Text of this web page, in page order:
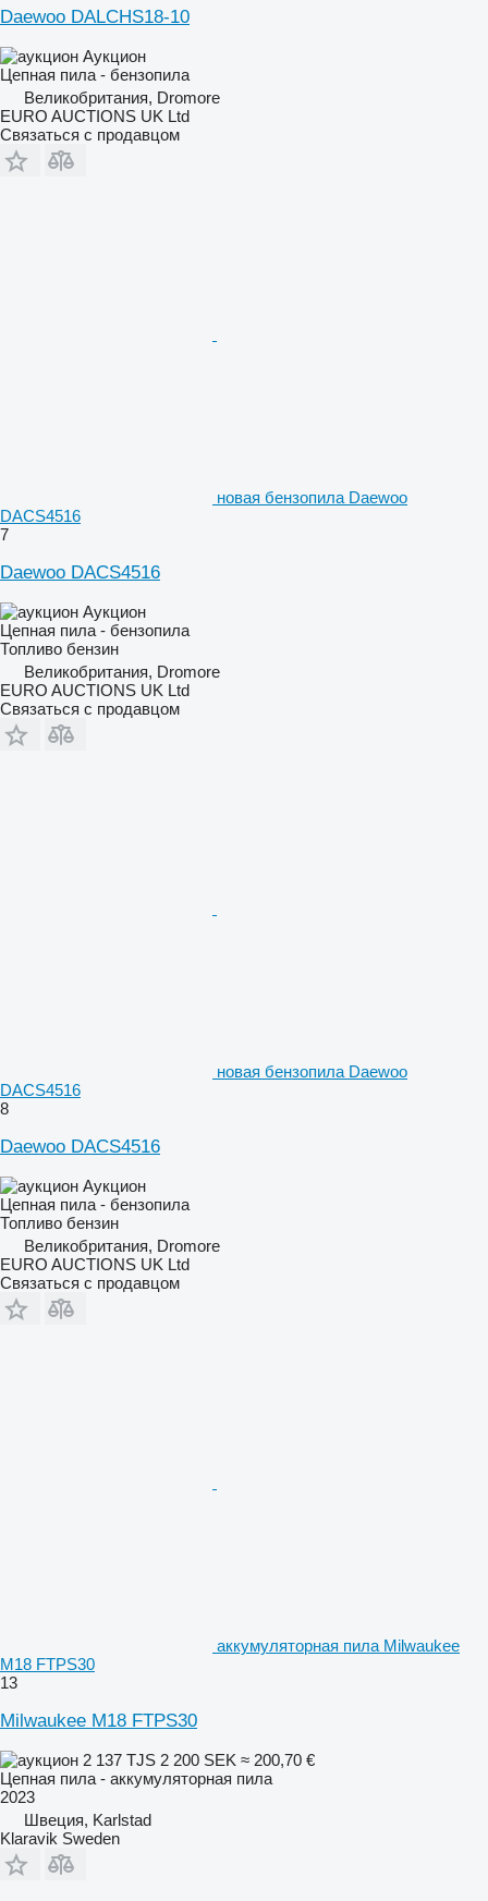
Daewoo DALCHS18-10
Аукцион
Цепная пила - бензопила
Великобритания, Dromore
EURO AUCTIONS UK Ltd
Связаться с продавцом
новая бензопила Daewoo
DACS4516
7
Daewoo DACS4516
Аукцион
Цепная пила - бензопила
Топливо бензин
Великобритания, Dromore
EURO AUCTIONS UK Ltd
Связаться с продавцом
новая бензопила Daewoo
DACS4516
8
Daewoo DACS4516
Аукцион
Цепная пила - бензопила
Топливо бензин
Великобритания, Dromore
EURO AUCTIONS UK Ltd
Связаться с продавцом
аккумуляторная пила Milwaukee
M18 FTPS30
13
Milwaukee M18 FTPS30
2 137 TJS 2 200 SEK ≈ 200,70 €
Цепная пила - аккумуляторная пила
2023
Швеция, Karlstad
Klaravik Sweden